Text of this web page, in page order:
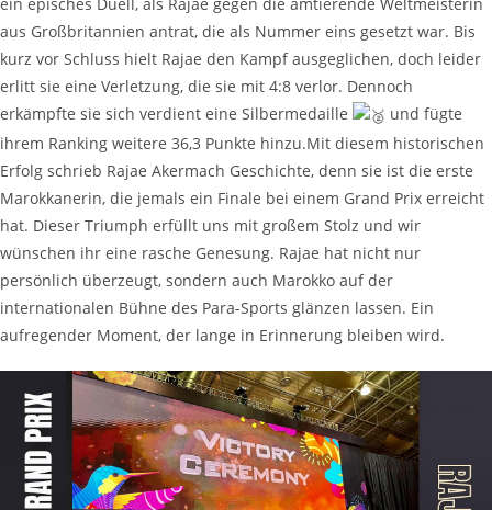
aus Großbritannien antrat, die als Nummer eins gesetzt war. Bis
kurz vor Schluss hielt Rajae den Kampf ausgeglichen, doch leider
erlitt sie eine Verletzung, die sie mit 4:8 verlor. Dennoch
erkämpfte sie sich verdient eine Silbermedaille
und fügte
ihrem Ranking weitere 36,3 Punkte hinzu.Mit diesem historischen
Erfolg schrieb Rajae Akermach Geschichte, denn sie ist die erste
Marokkanerin, die jemals ein Finale bei einem Grand Prix erreicht
hat. Dieser Triumph erfüllt uns mit großem Stolz und wir
wünschen ihr eine rasche Genesung. Rajae hat nicht nur
persönlich überzeugt, sondern auch Marokko auf der
internationalen Bühne des Para-Sports glänzen lassen. Ein
aufregender Moment, der lange in Erinnerung bleiben wird.